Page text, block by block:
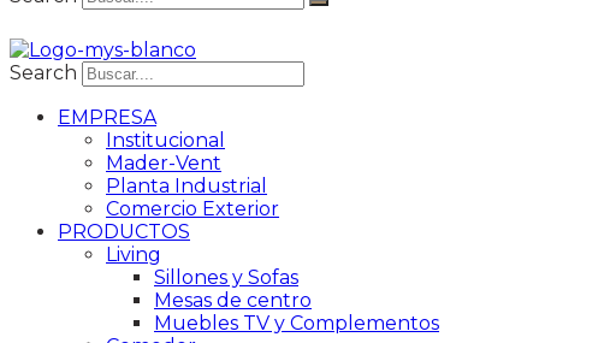
Search
EMPRESA
Institucional
Mader-Vent
Planta Industrial
Comercio Exterior
PRODUCTOS
Living
Sillones y Sofas
Mesas de centro
Muebles TV y Complementos